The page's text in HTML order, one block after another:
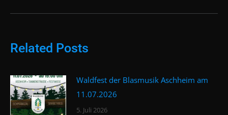
Related Posts
Waldfest der Blasmusik Aschheim am
11.07.2026
5. Juli 2026